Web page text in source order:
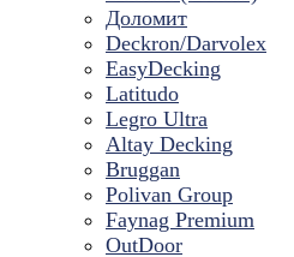
Доломит
Deckron/Darvolex
EasyDecking
Latitudo
Legro Ultra
Altay Decking
Bruggan
Polivan Group
Faynag Premium
OutDoor